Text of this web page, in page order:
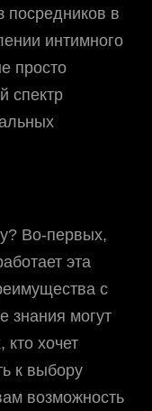
посредников в
интимного
просто
спектр
Во-первых,
эта
с
знания могут
кто хочет
к выбору
возможность